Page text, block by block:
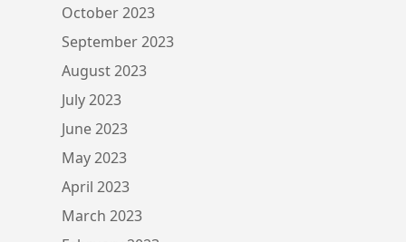
October 2023
September 2023
August 2023
July 2023
June 2023
May 2023
April 2023
March 2023